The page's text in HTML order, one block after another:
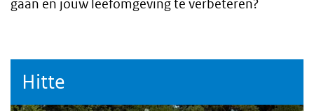
gaan en jouw leefomgeving te verbeteren?
Hitte